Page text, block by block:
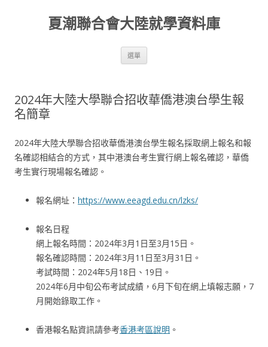
夏潮聯合會大陸就學資料庫
選單
2024年大陸大學聯合招收華僑港澳台學生報
名簡章
2024年大陸大學聯合招收華僑港澳台學生報名採取網上報名和報
名確認相結合的方式，其中港澳台考生實行網上報名確認，華僑
考生實行現場報名確認。
報名網址： https://www.eeagd.edu.cn/lzks/
報名日程
網上報名時間：2024年3月1日至3月15日。
報名確認時間：2024年3月11日至3月31日。
考試時間：2024年5月18日、19日。
2024年6月中旬公布考試成績，6月下旬在網上填報志願，7
月開始錄取工作。
香港報名點資訊請參考香港考區說明 。